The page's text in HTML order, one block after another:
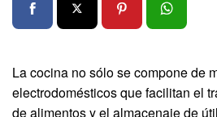
La cocina no sólo se compone de
electrodomésticos que facilitan el
de alimentos y el almacenaje de